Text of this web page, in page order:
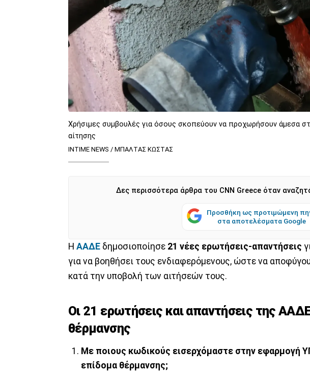
Χρήσιμες συμβουλές για όσους σκοπεύουν να προχωρήσουν άμεσα
αίτησης
INTIME NEWS / ΜΠΑΛΤΑΣ ΚΩΣΤΑΣ
Δες περισσότερα άρθρα του CNN Greece όταν
Προσθήκη ως προτιμώμενη
στα αποτελέσματα Google
H AAΔΕ δημοσιοποίησε 21 νέες ερωτήσεις-απαντήσεις
για να βοηθήσει τους ενδιαφερόμενους, ώστε να
κατά την υποβολή των αιτήσεών τους.
Οι 21 ερωτήσεις και απαντήσεις της
θέρμανσης
Με ποιους κωδικούς εισερχόμαστε στην εφαρμογή
επίδομα θέρμανσης;